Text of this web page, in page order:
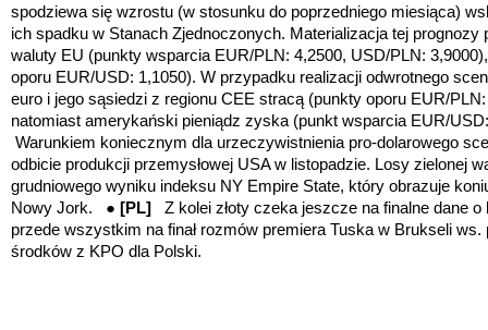
spodziewa się wzrostu (w stosunku do poprzedniego miesiąca)
ich spadku w Stanach Zjednoczonych. Materializacja tej
waluty EU (punkty wsparcia EUR/PLN: 4,2500, USD/PLN: 3,9000)
oporu EUR/USD: 1,1050). W przypadku realizacji odwrotnego
euro i jego sąsiedzi z regionu CEE stracą (punkty oporu EUR/
natomiast amerykański pieniądz zyska (punkt wsparcia EUR/
Warunkiem koniecznym dla urzeczywistnienia pro-dolarowego
odbicie produkcji przemysłowej USA w listopadzie. Losy zielonej
grudniowego wyniku indeksu NY Empire State, który obrazuje
Nowy Jork. ● [PL] Z kolei złoty czeka jeszcze na finalne dane
przede wszystkim na finał rozmów premiera Tuska w Brukseli ws.
środków z KPO dla Polski.